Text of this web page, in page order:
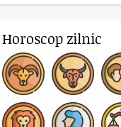
Horoscop zilnic